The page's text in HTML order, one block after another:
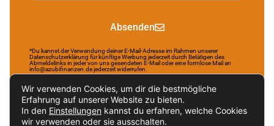
Absenden
*Du kannst der Verwendung deiner E-Mail-Adresse im Rahmen unserer
Datenschutzerklärung für künftige Werbung jederzeit durch Betätigen des
Abmeldelinks in jeder von uns gesendeten E-Mail oder eine formlose Mail an
info@azubifinanzen.de jederzeit widerrufen.
Brought to life by NR Webservices.
Wir verwenden Cookies, um dir die bestmögliche
Erfahrung auf unserer Website zu bieten.
In den Einstellungen kannst du erfahren, welche Cookies
wir verwenden oder sie ausschalten.